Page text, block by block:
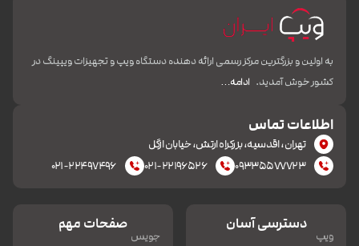
به اولین و بزرگترین مرکز رسمی ارائه دهنده دستگاه ویپ و تجهیزات ویپینگ در
کشور خوش آمدید. ادامه…
اطلاعات تماس
تهران، اقدسیه، بزرکراه ارتش، خیابان ازگل
۰۹۳۳۵۵۷۷۷۲۳
۰۲۱-۲۲۱۹۶۵۲۶ ۰۲۱-۲۲۴۹۷۴۹۶
دسترسی آسان
ویپ
صفحات مهم
جویس